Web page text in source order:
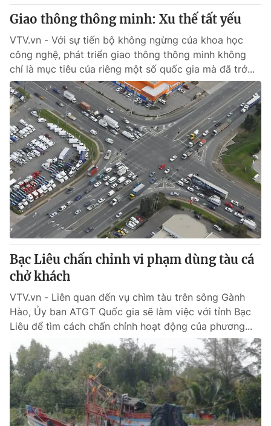
Giao thông thông minh: Xu thế tất yếu
VTV.vn - Với sự tiến bộ không ngừng của khoa học
công nghệ, phát triển giao thông thông minh không
chỉ là mục tiêu của riêng một số quốc gia mà đã trở...
Bạc Liêu chấn chỉnh vi phạm dùng tàu cá
chở khách
VTV.vn - Liên quan đến vụ chìm tàu trên sông Gành
Hào, Ủy ban ATGT Quốc gia sẽ làm việc với tỉnh Bạc
Liêu để tìm cách chấn chỉnh hoạt động của phương...